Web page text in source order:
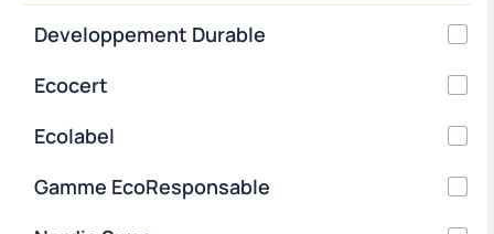
Developpement Durable
Ecocert
Ecolabel
Gamme EcoResponsable